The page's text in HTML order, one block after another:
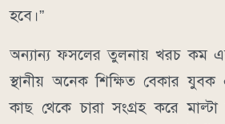
হবে।”
অন্যান্য ফসলের তুলনায় খরচ কম
স্থানীয় অনেক শিক্ষিত বেকার
কাছ থেকে চারা সংগ্রহ করে মাল্টা